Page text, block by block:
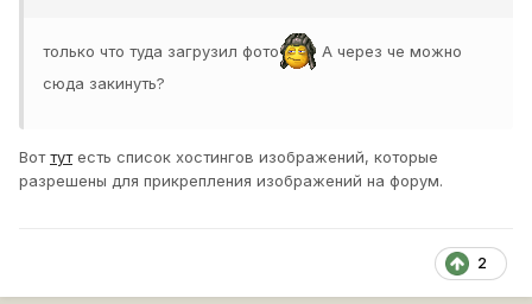
только что туда загрузил фото
А через че можно
сюда закинуть?
Воттутесть список хостингов изображений, которые
разрешены для прикрепления изображений на форум.
2